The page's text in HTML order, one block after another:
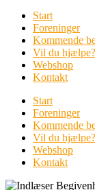
Start
Foreninger
Kommende
Vil du hjælpe?
Webshop
Kontakt
Start
Foreninger
Kommende
Vil du hjælpe?
Webshop
Kontakt